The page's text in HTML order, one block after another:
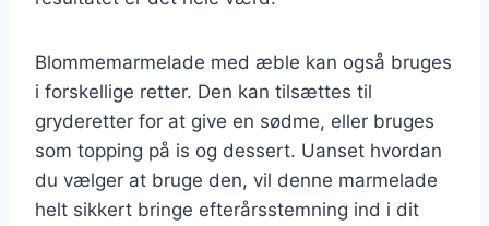
Blommemarmelade med æble kan også bruges
i forskellige retter. Den kan tilsættes til
gryderetter for at give en sødme, eller bruges
som topping på is og dessert. Uanset hvordan
du vælger at bruge den, vil denne marmelade
helt sikkert bringe efterårsstemning ind i dit